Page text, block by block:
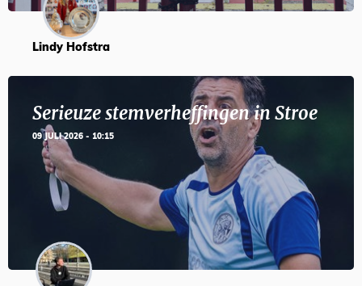
Lindy Hofstra
Serieuze stemverheffingen in Stroe
09 JULI 2026 - 10:15